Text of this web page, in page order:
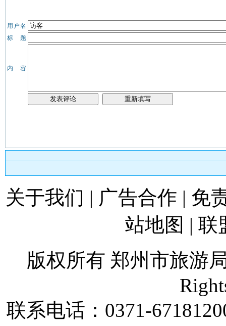
用户名
标 题
内 容
关于我们 | 广告合作 | 免
站地图 | 联
版权所有 郑州市旅游
联系电话： 0371-